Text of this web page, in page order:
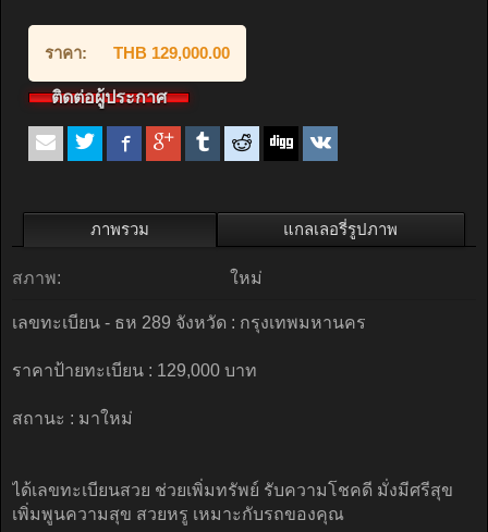
ราคา: THB 129,000.00
ติดต่อผู้ประกาศ
ภาพรวม แกลเลอรี่รูปภาพ
สภาพ: ใหม่
เลขทะเบียน - ธห 289 จังหวัด : กรุงเทพมหานคร
ราคาป้ายทะเบียน : 129,000 บาท
สถานะ : มาใหม่
ได้เลขทะเบียนสวย ช่วยเพิ่มทรัพย์ รับความโชคดี มั่งมีศรีสุข
เพิ่มพูนความสุข สวยหรู เหมาะกับรถของคุณ